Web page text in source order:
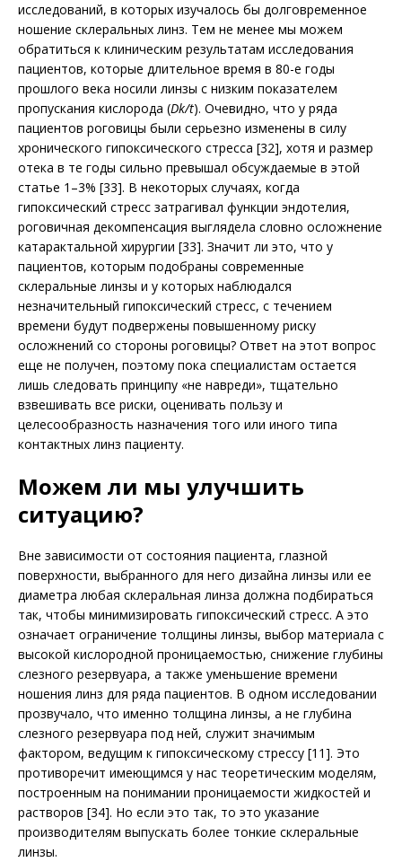
исследований, в которых изучалось бы долговременное
ношение склеральных линз. Тем не менее мы можем
обратиться к клиническим результатам исследования
пациентов, которые длительное время в 80-е годы
прошлого века носили линзы с низким показателем
пропускания кислорода (Dk/t). Очевидно, что у ряда
пациентов роговицы были серьезно изменены в силу
хронического гипоксического стресса [32], хотя и размер
отека в те годы сильно превышал обсуждаемые в этой
статье 1–3% [33]. В некоторых случаях, когда
гипоксический стресс затрагивал функции эндотелия,
роговичная декомпенсация выглядела словно осложнение
катарактальной хирургии [33]. Значит ли это, что у
пациентов, которым подобраны современные
склеральные линзы и у которых наблюдался
незначительный гипоксический стресс, с течением
времени будут подвержены повышенному риску
осложнений со стороны роговицы? Ответ на этот вопрос
еще не получен, поэтому пока специалистам остается
лишь следовать принципу «не навреди», тщательно
взвешивать все риски, оценивать пользу и
целесообразность назначения того или иного типа
контактных линз пациенту.
Можем ли мы улучшить
ситуацию?
Вне зависимости от состояния пациента, глазной
поверхности, выбранного для него дизайна линзы или ее
диаметра любая склеральная линза должна подбираться
так, чтобы минимизировать гипоксический стресс. А это
означает ограничение толщины линзы, выбор материала с
высокой кислородной проницаемостью, снижение глубины
слезного резервуара, а также уменьшение времени
ношения линз для ряда пациентов. В одном исследовании
прозвучало, что именно толщина линзы, а не глубина
слезного резервуара под ней, служит значимым
фактором, ведущим к гипоксическому стрессу [11]. Это
противоречит имеющимся у нас теоретическим моделям,
построенным на понимании проницаемости жидкостей и
растворов [34]. Но если это так, то это указание
производителям выпускать более тонкие склеральные
линзы.